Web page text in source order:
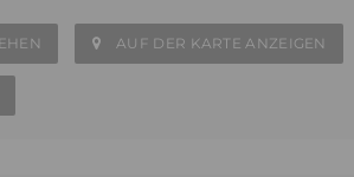
AUF DER KARTE ANZEIGEN